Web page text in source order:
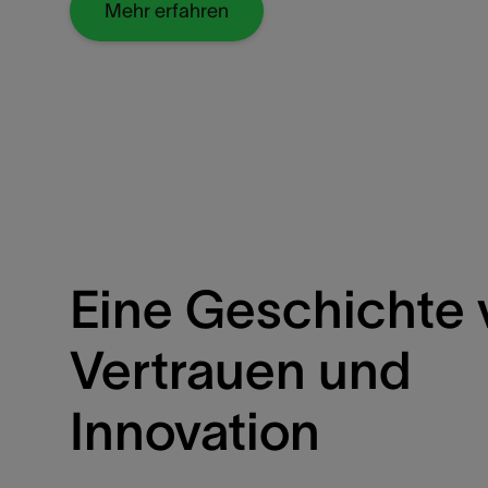
Mehr erfahren
Eine Geschichte
Vertrauen und
Innovation